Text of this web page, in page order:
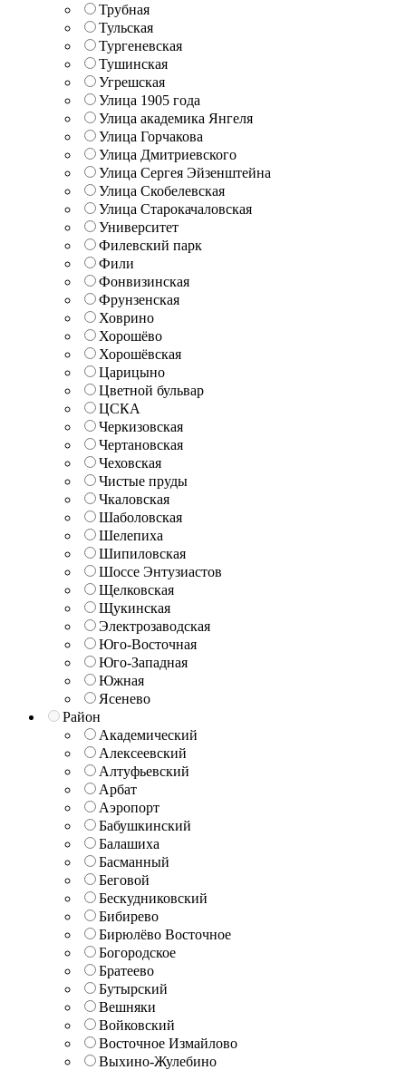
Трубная
Тульская
Тургеневская
Тушинская
Угрешская
Улица 1905 года
Улица академика Янгеля
Улица Горчакова
Улица Дмитриевского
Улица Сергея Эйзенштейна
Улица Скобелевская
Улица Старокачаловская
Университет
Филевский парк
Фили
Фонвизинская
Фрунзенская
Ховрино
Хорошёво
Хорошёвская
Царицыно
Цветной бульвар
ЦСКА
Черкизовская
Чертановская
Чеховская
Чистые пруды
Чкаловская
Шаболовская
Шелепиха
Шипиловская
Шоссе Энтузиастов
Щелковская
Щукинская
Электрозаводская
Юго-Восточная
Юго-Западная
Южная
Ясенево
Район
Академический
Алексеевский
Алтуфьевский
Арбат
Аэропорт
Бабушкинский
Балашиха
Басманный
Беговой
Бескудниковский
Бибирево
Бирюлёво Восточное
Богородское
Братеево
Бутырский
Вешняки
Войковский
Восточное Измайлово
Выхино-Жулебино